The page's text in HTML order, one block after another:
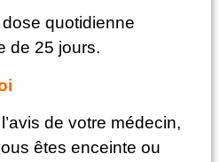
quotidienne
de 25 jours.
de votre médecin,
êtes enceinte ou